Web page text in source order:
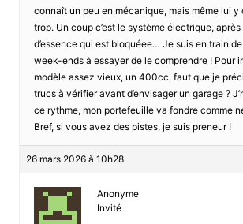
connaît un peu en mécanique, mais même lui y
trop. Un coup c’est le système électrique, après
d’essence qui est bloquéee… Je suis en train
week-ends à essayer de le comprendre ! Pour
modèle assez vieux, un 400cc, faut que je
trucs à vérifier avant d’envisager un garage ?
ce rythme, mon portefeuille va fondre comme
Bref, si vous avez des pistes, je suis preneur !
26 mars 2026 à 10h28
Anonyme
Invité